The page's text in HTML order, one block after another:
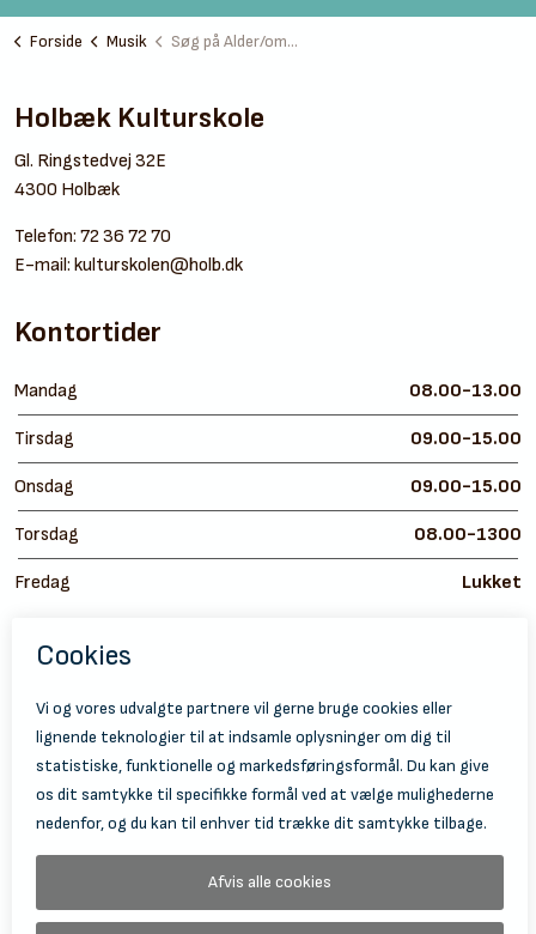
Forside Musik Søg på Alder/område
Holbæk Kulturskole
Gl. Ringstedvej 32E
4300 Holbæk
Telefon: 72 36 72 70
E-mail: kulturskolen@holb.dk
Kontortider
Mandag 08.00-13.00
Tirsdag 09.00-15.00
Onsdag 09.00-15.00
Torsdag 08.00-1300
Fredag Lukket
© 2026 Holbæk Kulturskole
Tilgængelighedserklæring